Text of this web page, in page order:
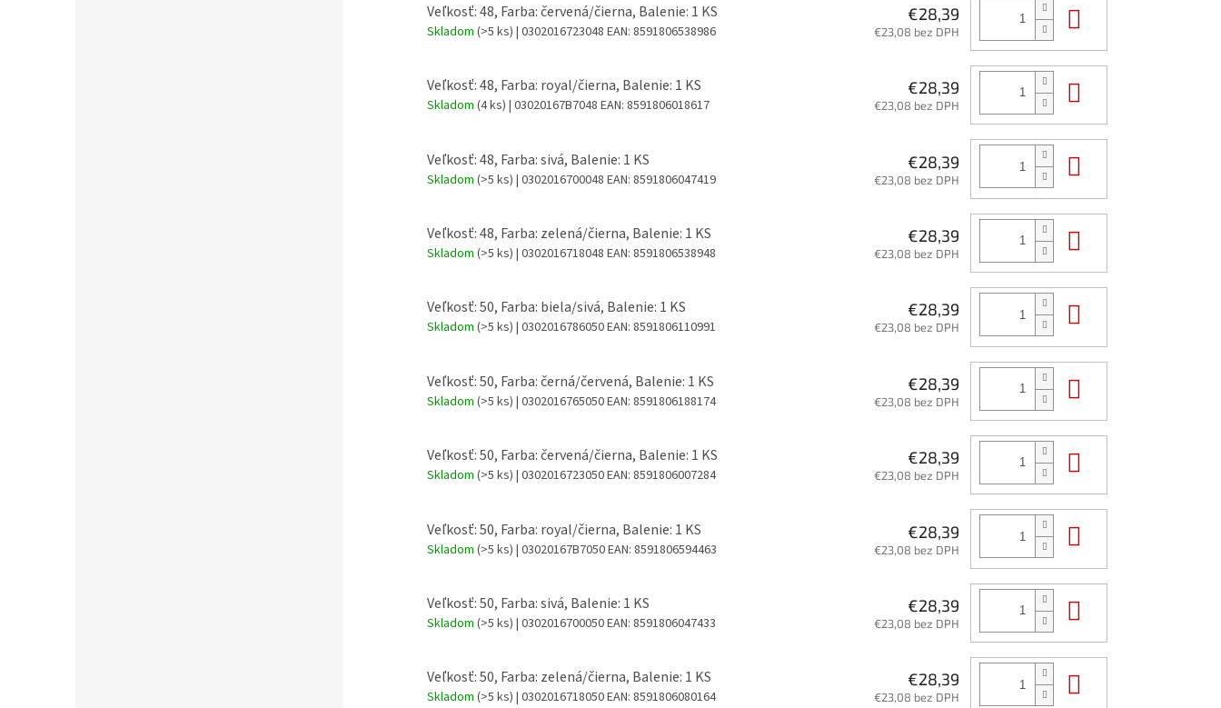
Veľkosť: 48, Farba: červená/čierna, Balenie: 1 KS
Skladom (>5 ks) | 0302016723048 EAN: 8591806538986
€28,39
€23,08 bez DPH
Veľkosť: 48, Farba: royal/čierna, Balenie: 1 KS
Skladom (4 ks) | 03020167B7048 EAN: 8591806018617
€28,39
€23,08 bez DPH
Veľkosť: 48, Farba: sivá, Balenie: 1 KS
Skladom (>5 ks) | 0302016700048 EAN: 8591806047419
€28,39
€23,08 bez DPH
Veľkosť: 48, Farba: zelená/čierna, Balenie: 1 KS
Skladom (>5 ks) | 0302016718048 EAN: 8591806538948
€28,39
€23,08 bez DPH
Veľkosť: 50, Farba: biela/sivá, Balenie: 1 KS
Skladom (>5 ks) | 0302016786050EAN: 8591806110991
€28,39
€23,08 bez DPH
Veľkosť: 50, Farba: černá/červená, Balenie: 1 KS
Skladom (>5 ks) | 0302016765050EAN: 8591806188174
€28,39
€23,08 bez DPH
Veľkosť: 50, Farba: červená/čierna, Balenie: 1 KS
Skladom (>5 ks) | 0302016723050EAN: 8591806007284
€28,39
€23,08 bez DPH
Veľkosť: 50, Farba: royal/čierna, Balenie: 1 KS
Skladom (>5 ks) | 03020167B7050EAN: 8591806594463
€28,39
€23,08 bez DPH
Veľkosť: 50, Farba: sivá, Balenie: 1 KS
Skladom (>5 ks) | 0302016700050EAN: 8591806047433
€28,39
€23,08 bez DPH
Veľkosť: 50, Farba: zelená/čierna, Balenie: 1 KS
Skladom (>5 ks) | 0302016718050EAN: 8591806080164
€28,39
€23,08 bez DPH